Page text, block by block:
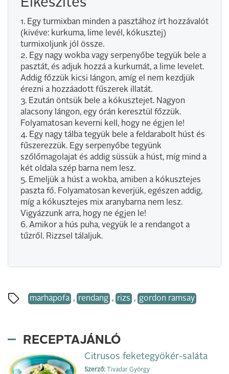
Elkészítés
1. Egy turmixban minden a pasztához írt hozzávalót
(kivéve: kurkuma, lime levél, kókusztej)
turmixoljunk jól össze.
2. Egy nagy wokba vagy serpenyőbe tegyük bele a
pasztát, és adjuk hozzá a kurkumát, a lime levelet.
Addig főzzük kicsi lángon, amíg el nem kezdjük
érezni a hozzáadott fűszerek illatát.
3. Ezután öntsük bele a kókusztejet. Nagyon
alacsony lángon, egy órán keresztül főzzük.
Folyamatosan keverni kell, hogy ne égjen le!
4. Egy nagy tálba tegyük bele a feldarabolt húst és
fűszerezzük. Egy serpenyőbe tegyünk
szőlőmagolajat és addig süssük a húst, míg mind a
két oldala szép barna nem lesz.
5. Emeljük a húst a wokba, amiben a kókusztejes
paszta fő. Folyamatosan keverjük, egészen addig,
míg a kókusztejes mix aranybarna nem lesz.
Vigyázzunk arra, hogy ne égjen le!
6. Amikor a hús puha, vegyük le a rendangot a
tűzről. Rizzsel tálaljuk.
marhapofa , rendang , rizs , gordon ramsay
RECEPTAJÁNLÓ
Citrusos feketegyökér-saláta
Szerző: Tivadar György